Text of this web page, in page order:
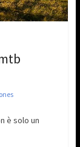
è solo un